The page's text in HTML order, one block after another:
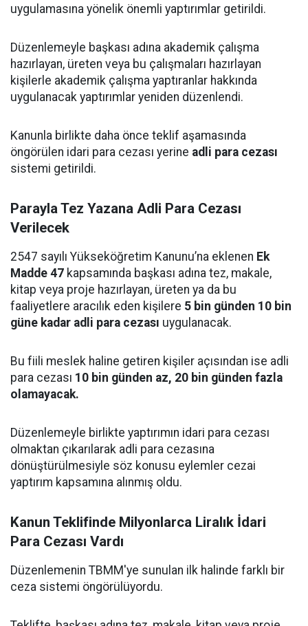
uygulamasına yönelik önemli yaptırımlar getirildi.
Düzenlemeyle başkası adına akademik çalışma
hazırlayan, üreten veya bu çalışmaları hazırlayan
kişilerle akademik çalışma yaptıranlar hakkında
uygulanacak yaptırımlar yeniden düzenlendi.
Kanunla birlikte daha önce teklif aşamasında
öngörülen idari para cezası yerine adli para cezası
sistemi getirildi.
Parayla Tez Yazana Adli Para Cezası
Verilecek
2547 sayılı Yükseköğretim Kanunu’na eklenen Ek
Madde 47 kapsamında başkası adına tez, makale,
kitap veya proje hazırlayan, üreten ya da bu
faaliyetlere aracılık eden kişilere 5 bin günden 10 bin
güne kadar adli para cezası uygulanacak.
Bu fiili meslek haline getiren kişiler açısından ise adli
para cezası 10 bin günden az, 20 bin günden fazla
olamayacak.
Düzenlemeyle birlikte yaptırımın idari para cezası
olmaktan çıkarılarak adli para cezasına
dönüştürülmesiyle söz konusu eylemler cezai
yaptırım kapsamına alınmış oldu.
Kanun Teklifinde Milyonlarca Liralık İdari
Para Cezası Vardı
Düzenlemenin TBMM'ye sunulan ilk halinde farklı bir
ceza sistemi öngörülüyordu.